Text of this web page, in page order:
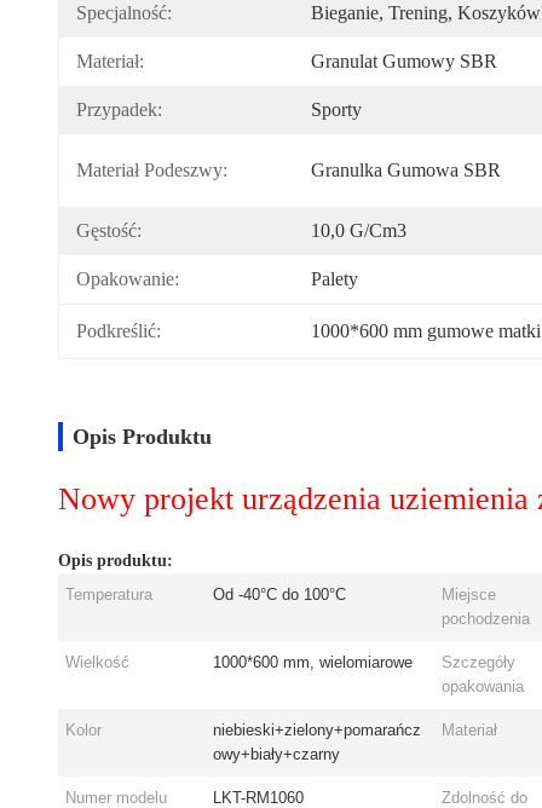
Specjalność: Bieganie, Trening,
Materiał: Granulat Gumowy SBR
Przypadek: Sporty
Materiał Podeszwy: Granulka Gumowa SBR
Gęstość: 10,0 G/cm3
Opakowanie: Palety
Podkreślić: 1000*600 mm gumowe
Opis Produktu
Nowy projekt urządzenia
Opis produktu:
Temperatura
Od -40°C do 100°C
Miejsce
pochodzenia
Wielkość 1000*600 mm, wielomiarowe
Szczegóły
opakowania
Kolor
niebieski+zielony+pomarańcz
owy+biały+czarny
Materiał
Numer modelu LKT-RM1060
Zdolność do